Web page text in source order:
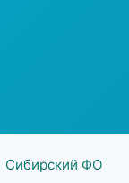
Сибирский ФО